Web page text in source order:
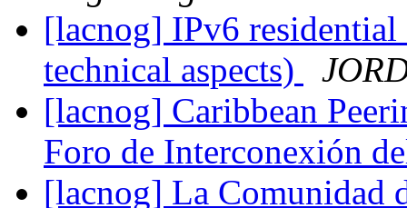
[lacnog] IPv6
technical aspects)
[lacnog] Caribbean
Foro de Interconexión
[lacnog] La Comunidad